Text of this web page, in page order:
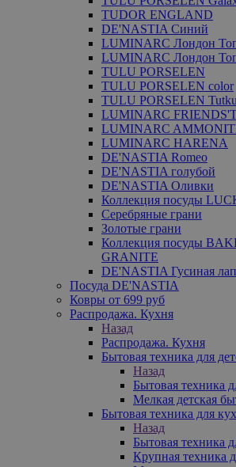
TUDOR ENGLAND
DE'NASTIA Синий
LUMINARC Лондон
LUMINARC Лондон
TULU PORSELEN
TULU PORSELEN color
TULU PORSELEN Tutku
LUMINARC
LUMINARC
LUMINARC HARENA
DE'NASTIA Romeo
DE'NASTIA голубой
DE'NASTIA Оливки
Коллекция посуды
Серебряные грани
Золотые грани
Коллекция посуды
GRANITE
DE'NASTIA Гусиная
Посуда DE'NASTIA
Ковры от 699 руб
Распродажа. Кухня
Назад
Распродажа. Кухня
Бытовая техника для
Назад
Бытовая техника
Мелкая детская
Бытовая техника для
Назад
Бытовая техника
Крупная техника